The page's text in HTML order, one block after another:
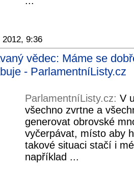
2012, 9:36
vědec: Máme se
- ParlamentníListy.cz
ParlamentníListy.cz: V
všechno zvrtne a
generovat obrovské
vyčerpávat, místo aby
takové situaci stačí i
například ...